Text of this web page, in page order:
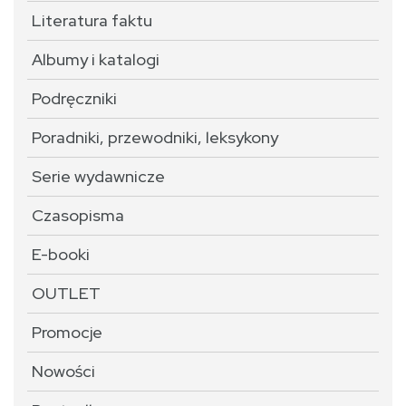
Literatura faktu
Albumy i katalogi
Podręczniki
Poradniki, przewodniki, leksykony
Serie wydawnicze
Czasopisma
E-booki
OUTLET
Promocje
Nowości